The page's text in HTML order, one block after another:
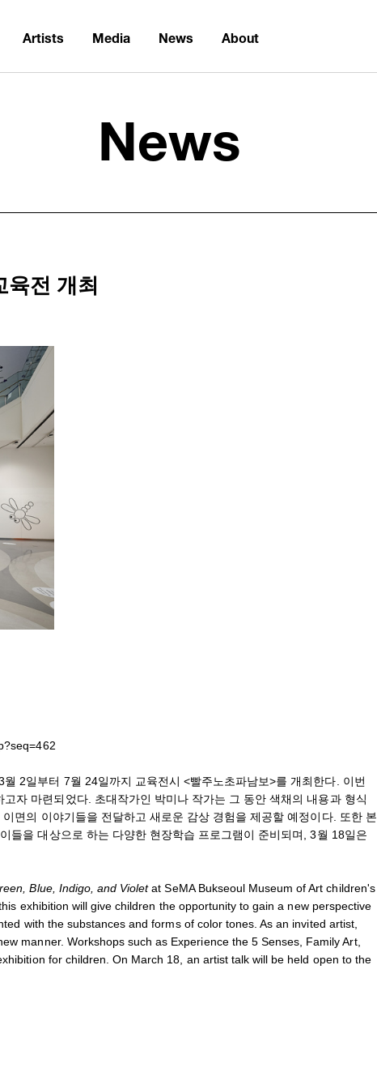
Artists Media News About
News
전 개최
2일부터 7월 24일까지 교육전시 <빨주노초파남보>를 개최한다. 이번
자 마련되었다. 초대작가인 박미나 작가는 그 동안 색채의 내용과 형식
면의 이야기들을 전달하고 새로운 감상 경험을 제공할 예정이다. 또한 본
들을 대상으로 하는 다양한 현장학습 프로그램이 준비되며, 3월 18일은
Blue, Indigo, and Violetat SeMA Bukseoul Museum of Art children's
exhibition will give children the opportunity to gain a new perspective
with the substances and forms of color tones. As an invited artist,
manner. Workshops such as Experience the 5 Senses, Family Art,
for children. On March 18, an artist talk will be held open to the